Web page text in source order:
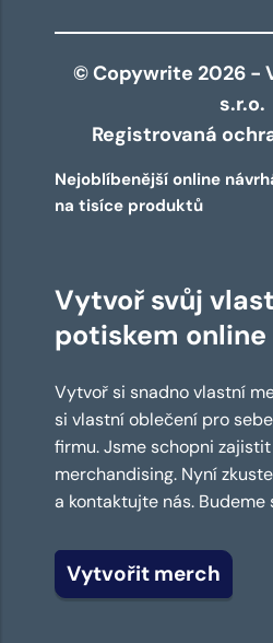
© Copywrite 2026 -
s.r.o.
Registrovaná
Nejoblíbenější online
na tisíce produktů
Vytvoř svůj
potiskem online
Vytvoř si snadno vlastní
si vlastní oblečení pro
firmu. Jsme schopni
merchandising. Nyní
a kontaktujte nás. Budeme
Vytvořit merch